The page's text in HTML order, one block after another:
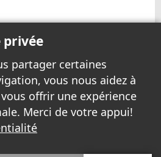
Tous droits réservés.
Politique de confidentialité
privée
partager certaines
vous nous aidez à
offrir une expérience
Merci de votre appui!